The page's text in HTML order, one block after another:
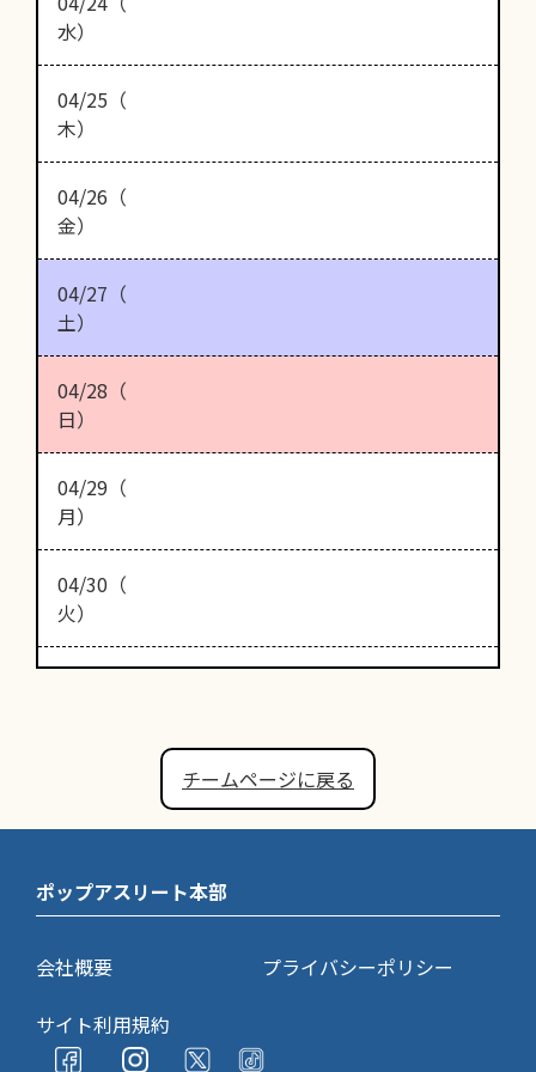
水）
04/25（
木）
04/26（
金）
04/27（
土）
04/28（
日）
04/29（
月）
04/30（
火）
チームページに戻る
ポップアスリート本部
会社概要
プライバシーポリシー
サイト利用規約